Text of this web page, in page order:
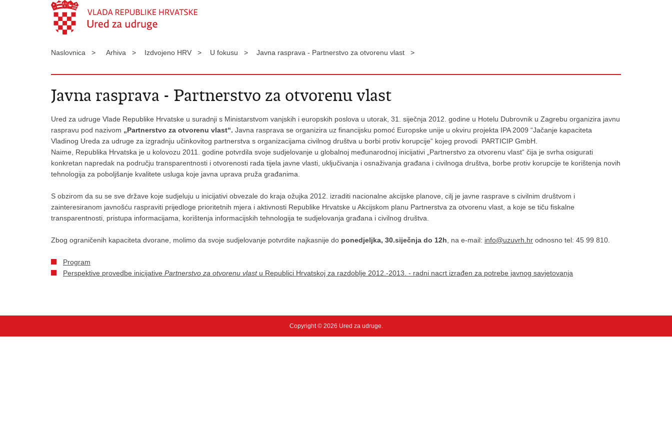
Naslovnica > Arhiva > Izdvojeno HRV > U fokusu > Javna rasprava - Partnerstvo za otvorenu vlast >
Javna rasprava - Partnerstvo za otvorenu vlast
Ured za udruge Vlade Republike Hrvatske u suradnji s Ministarstvom vanjskih i europskih poslova u utorak, 31. siječnja 2012. godine u Hotelu Dubrovnik u Zagrebu organizira javnu
raspravu pod nazivom „Partnerstvo za otvorenu vlast“. Javna rasprava se organizira uz financijsku pomoć Europske unije u okviru projekta IPA 2009 “Jačanje kapaciteta
Vladinog Ureda za udruge za izgradnju učinkovitog partnerstva s organizacijama civilnog društva u borbi protiv korupcije“ kojeg provodi PARTICIP GmbH.
Naime, Republika Hrvatska je u kolovozu 2011. godine potvrdila svoje sudjelovanje u globalnoj međunarodnoj inicijativi „Partnerstvo za otvorenu vlast“ čija je svrha osigurati
konkretan napredak na području transparentnosti i otvorenosti rada tijela javne vlasti, uključivanja i osnaživanja građana i civilnoga društva, borbe protiv korupcije te korištenja novih
tehnologija za poboljšanje kvalitete usluga koje javna uprava pruža građanima.
S obzirom da su se sve države koje sudjeluju u inicijativi obvezale do kraja ožujka 2012. izraditi nacionalne akcijske planove, cilj je javne rasprave s civilnim društvom i
zainteresiranom javnošću raspraviti prijedloge prioritetnih mjera i aktivnosti Republike Hrvatske u Akcijskom planu Partnerstva za otvorenu vlast, a koje se tiču fiskalne
transparentnosti, pristupa informacijama, korištenja informacijskih tehnologija te sudjelovanja građana i civilnog društva.
Zbog ograničenih kapaciteta dvorane, molimo da svoje sudjelovanje potvrdite najkasnije do ponedjeljka, 30.siječnja do 12h , na e-mail: info@uzuvrh.hr odnosno tel: 45 99 810.
Program
Perspektive provedbe inicijative Partnerstvo za otvorenu vlast u Republici Hrvatskoj za razdoblje 2012.-2013. - radni nacrt izrađen za potrebe javnog savjetovanja
Copyright © 2026 Ured za udruge.